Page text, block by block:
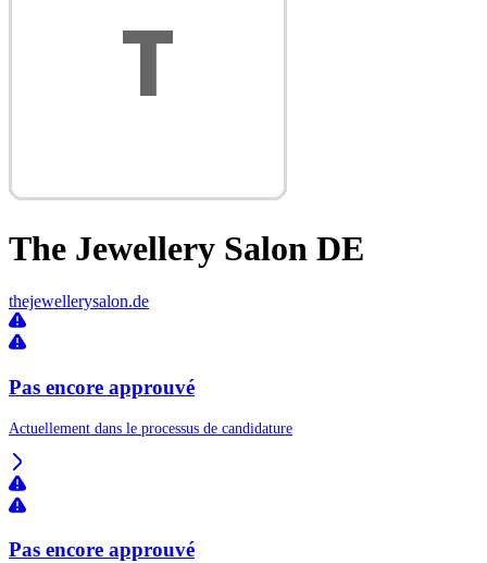
The Jewellery Salon DE
thejewellerysalon.de
Pas encore approuvé
Actuellement dans le processus de candidature
Pas encore approuvé